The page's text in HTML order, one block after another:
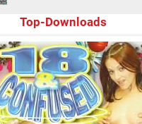
Top-Downloads